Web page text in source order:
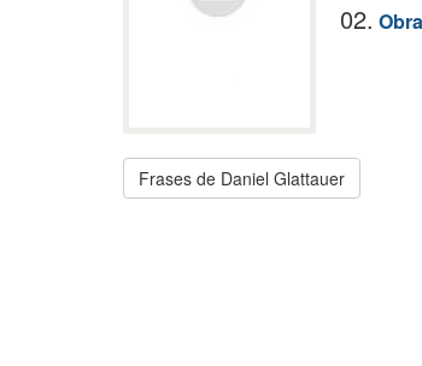
02.
Frases de Daniel Glattauer